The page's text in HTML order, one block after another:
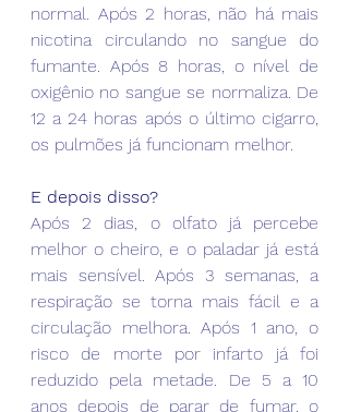
normal. Após 2 horas, não há mais
nicotina circulando no sangue do
fumante. Após 8 horas, o nível de
oxigênio no sangue se normaliza. De
12 a 24 horas após o último cigarro,
os pulmões já funcionam melhor.
E depois disso?
Após 2 dias, o olfato já percebe
melhor o cheiro, e o paladar já está
mais sensível. Após 3 semanas, a
respiração se torna mais fácil e a
circulação melhora. Após 1 ano, o
risco de morte por infarto já foi
reduzido pela metade. De 5 a 10
anos depois de parar de fumar, o